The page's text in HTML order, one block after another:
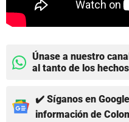
Únase a nuestro
al tanto de los
✔️ Síganos en
información de